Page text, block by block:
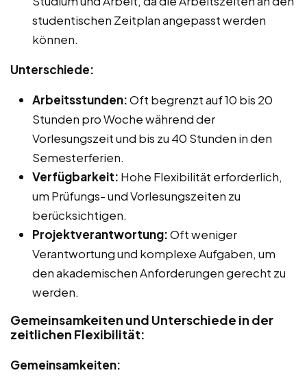
studentischen Zeitplan angepasst werden
können.
Unterschiede:
Arbeitsstunden:Oft begrenzt auf 10 bis 20
Stunden pro Woche während der
Vorlesungszeit und bis zu 40 Stunden in den
Semesterferien.
Verfügbarkeit: Hohe Flexibilität erforderlich,
um Prüfungs- und Vorlesungszeiten zu
berücksichtigen.
Projektverantwortung:Oft weniger
Verantwortung und komplexe Aufgaben, um
den akademischen Anforderungen gerecht zu
werden.
Gemeinsamkeiten und Unterschiede in der
zeitlichen Flexibilität:
Gemeinsamkeiten: